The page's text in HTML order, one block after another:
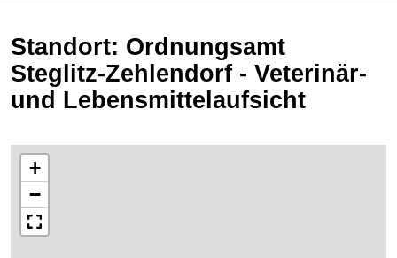
Standort: Ordnungsamt
Steglitz-Zehlendorf - Veterinär-
und Lebensmittelaufsicht
+
−